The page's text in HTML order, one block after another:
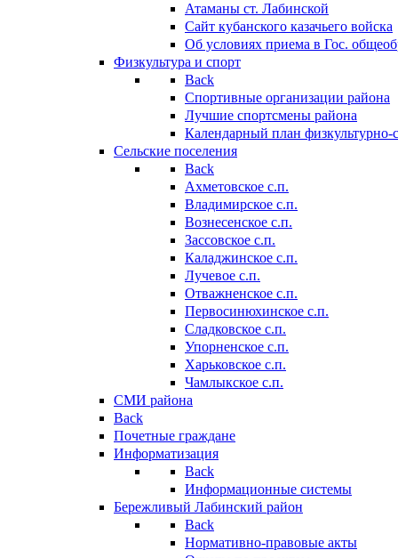
Атаманы ст. Лабинской
Cайт кубанского казачьего войска
Об условиях приема в Гос.
Физкультура и спорт
Back
Спортивные организации района
Лучшие спортсмены района
Календарный план
Сельские поселения
Back
Ахметовское с.п.
Владимирское с.п.
Вознесенское с.п.
Зассовское с.п.
Каладжинское с.п.
Лучевое с.п.
Отважненское с.п.
Первосинюхинское с.п.
Сладковское с.п.
Упорненское с.п.
Харьковское с.п.
Чамлыкское с.п.
СМИ района
Back
Почетные граждане
Информатизация
Back
Информационные системы
Бережливый Лабинский район
Back
Нормативно-правовые акты